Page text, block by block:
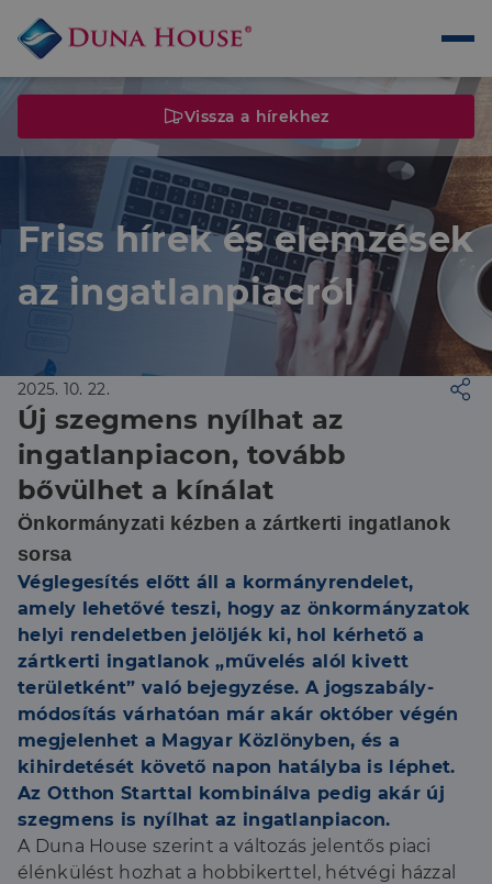
Vissza a hírekhez
Friss hírek és elemzések
az ingatlanpiacról
2025. 10. 22.
Új szegmens nyílhat az
ingatlanpiacon, tovább
bővülhet a kínálat
Önkormányzati kézben a zártkerti ingatlanok
sorsa
Véglegesítés előtt áll a kormányrendelet,
amely lehetővé teszi, hogy az önkormányzatok
helyi rendeletben jelöljék ki, hol kérhető a
zártkerti ingatlanok „művelés alól kivett
területként” való bejegyzése. A jogszabály-
módosítás várhatóan már akár október végén
megjelenhet a Magyar Közlönyben, és a
kihirdetését követő napon hatályba is léphet.
Az Otthon Starttal kombinálva pedig akár új
szegmens is nyílhat az ingatlanpiacon.
A Duna House szerint a változás jelentős piaci
élénkülést hozhat a hobbikerttel, hétvégi házzal